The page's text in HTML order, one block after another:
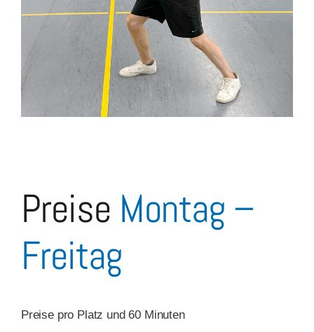
Preise Montag –
Freitag
Preise pro Platz und 60 Minuten